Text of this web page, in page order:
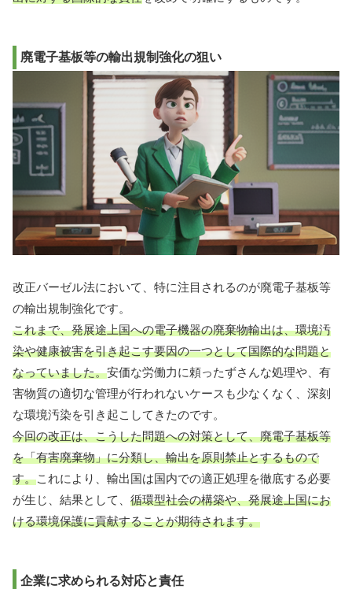
廃電子基板等の輸出規制強化の狙い
改正バーゼル法において、特に注目されるのが廃電子基板等
の輸出規制強化です。
これまで、発展途上国への電子機器の廃棄物輸出は、環境汚
染や健康被害を引き起こす要因の一つとして国際的な問題と
なっていました。安価な労働力に頼ったずさんな処理や、有
害物質の適切な管理が行われないケースも少なくなく、深刻
な環境汚染を引き起こしてきたのです。
今回の改正は、こうした問題への対策として、廃電子基板等
を「有害廃棄物」に分類し、輸出を原則禁止とするもので
す。これにより、輸出国は国内での適正処理を徹底する必要
が生じ、結果として、 循環型社会の構築や、発展途上国にお
ける環境保護に貢献することが期待されます。
企業に求められる対応と責任